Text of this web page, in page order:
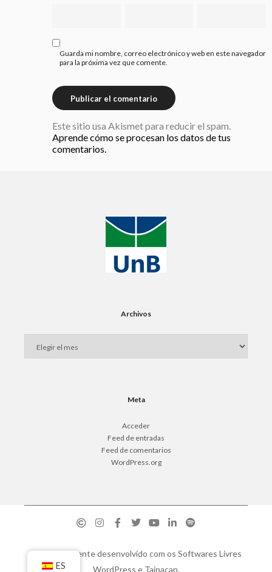
Guarda mi nombre, correo electrónico y web en este navegador
para la próxima vez que comente.
Este sitio usa Akismet para reducir el spam.
Aprende cómo se procesan los datos de tus
comentarios.
Archivos
Meta
Acceder
Feed de entradas
Feed de comentarios
WordPress.org
Orgulhosamente desenvolvido com os Softwares Livres
WordPress e Tainacan.
ES